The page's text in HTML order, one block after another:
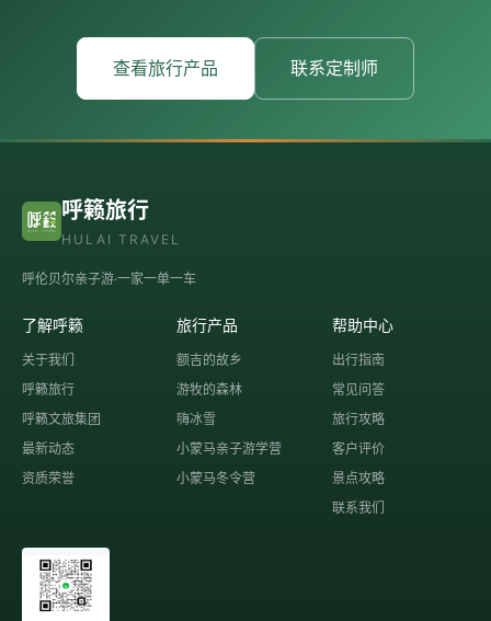
查看旅行产品 联系定制师
呼籁旅行
HULAI TRAVEL
呼伦贝尔亲子游·一家一单一车
了解呼籁
关于我们
呼籁旅行
呼籁文旅集团
最新动态
资质荣誉
旅行产品
额吉的故乡
游牧的森林
嗨冰雪
小蒙马亲子游学营
小蒙马冬令营
帮助中心
出行指南
常见问答
旅行攻略
客户评价
景点攻略
联系我们